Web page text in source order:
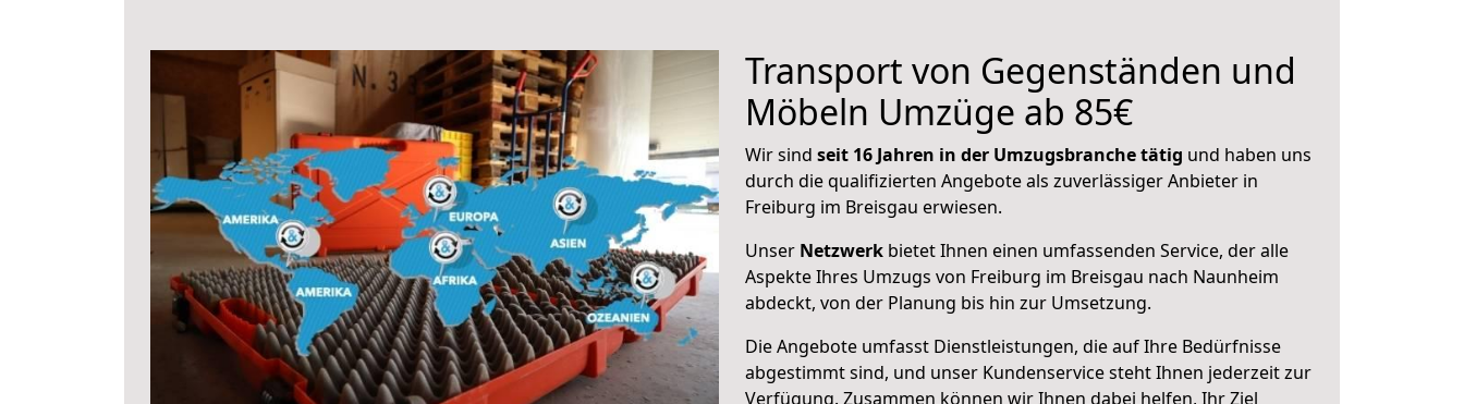
Transport von Gegenständen und
Möbeln Umzüge ab 85€
Wir sind seit 16 Jahren in der Umzugsbranche tätig und haben uns
durch die qualifizierten Angebote als zuverlässiger Anbieter in
Freiburg im Breisgau erwiesen.
Unser Netzwerk bietet Ihnen einen umfassenden Service, der alle
Aspekte Ihres Umzugs von Freiburg im Breisgau nach Naunheim
abdeckt, von der Planung bis hin zur Umsetzung.
Die Angebote umfasst Dienstleistungen, die auf Ihre Bedürfnisse
abgestimmt sind, und unser Kundenservice steht Ihnen jederzeit zur
Verfügung. Zusammen können wir Ihnen dabei helfen, Ihr Ziel